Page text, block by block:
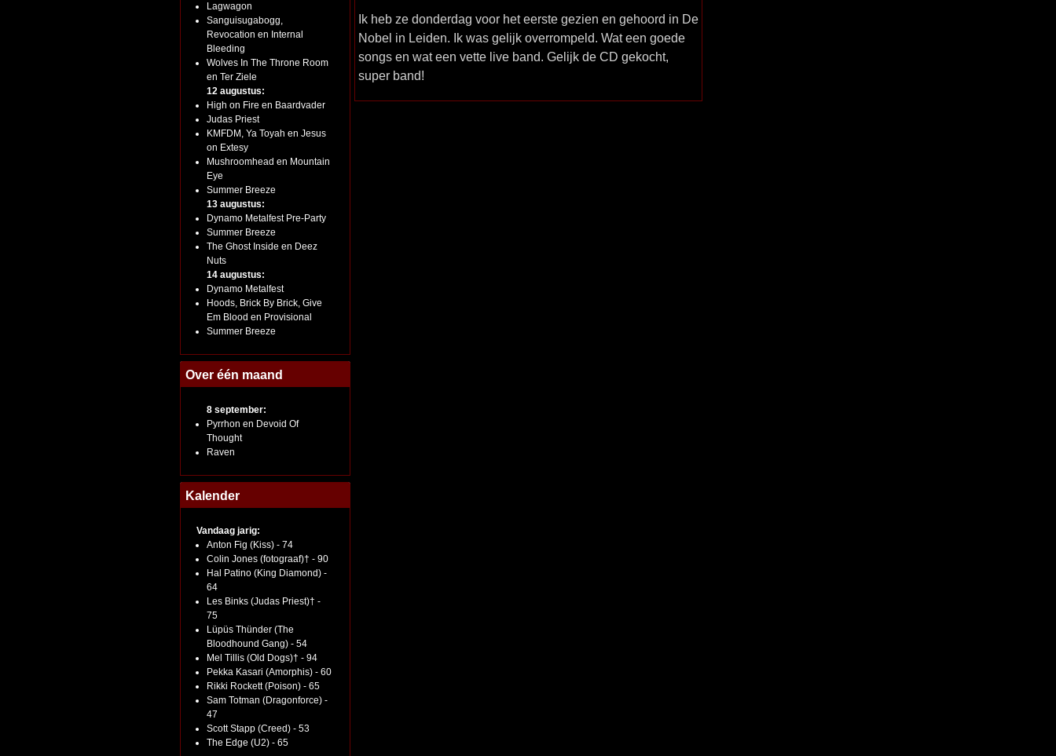
Lagwagon
Sanguisugabogg,
Revocation en Internal
Bleeding
Wolves In The Throne Room
en Ter Ziele
12 augustus:
High on Fire en Baardvader
Judas Priest
KMFDM, Ya Toyah en Jesus
on Extesy
Mushroomhead en Mountain
Eye
Summer Breeze
13 augustus:
Dynamo Metalfest Pre-Party
Summer Breeze
The Ghost Inside en Deez
Nuts
14 augustus:
Dynamo Metalfest
Hoods, Brick By Brick, Give
Em Blood en Provisional
Summer Breeze
Over één maand
8 september:
Pyrrhon en Devoid Of
Thought
Raven
Kalender
Vandaag jarig:
Anton Fig (Kiss) - 74
Colin Jones (fotograaf)† - 90
Hal Patino (King Diamond) -
64
Les Binks (Judas Priest)† -
75
Lüpüs Thünder (The
Bloodhound Gang) - 54
Mel Tillis (Old Dogs)† - 94
Pekka Kasari (Amorphis) - 60
Rikki Rockett (Poison) - 65
Sam Totman (Dragonforce) -
47
Scott Stapp (Creed) - 53
The Edge (U2) - 65
Ik heb ze donderdag voor het eerste gezien en gehoord in De
Nobel in Leiden. Ik was gelijk overrompeld. Wat een goede
songs en wat een vette live band. Gelijk de CD gekocht,
super band!